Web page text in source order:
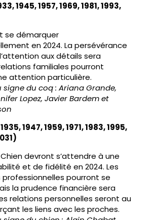
1945, 1957, 1969, 1981, 1993,
se démarquer
en 2024. La persévérance
aux détails sera
familiales pourront
attention particulière.
signe du coq : Ariana Grande,
Lopez, Javier Bardem et
1947, 1959, 1971, 1983, 1995,
devront s’attendre à une
et de fidélité en 2024. Les
pourront se
la prudence financière sera
relations personnelles seront au
les liens avec les proches.